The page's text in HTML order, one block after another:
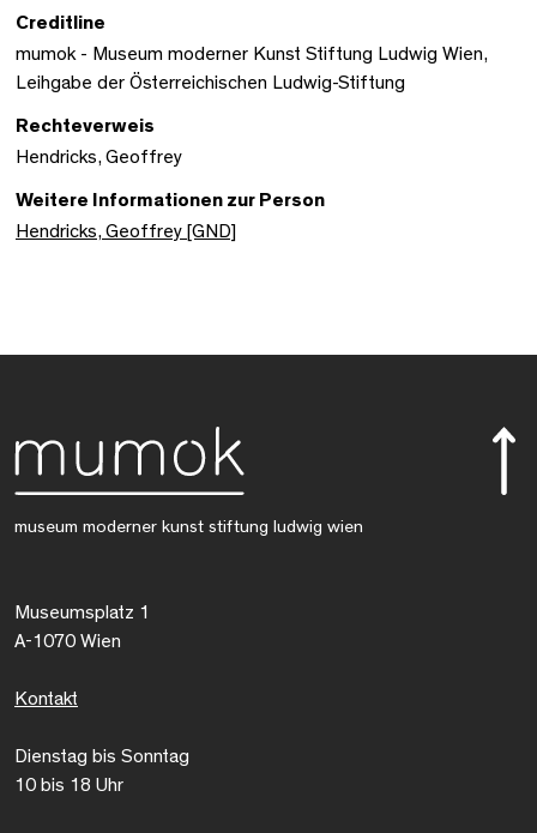
Creditline
mumok - Museum moderner Kunst Stiftung Ludwig Wien,
Leihgabe der Österreichischen Ludwig-Stiftung
Rechteverweis
Hendricks, Geoffrey
Weitere Informationen zur Person
Hendricks, Geoffrey [GND]
museum moderner kunst stiftung ludwig wien
Museumsplatz 1
A-1070 Wien
Kontakt
Dienstag bis Sonntag
10 bis 18 Uhr